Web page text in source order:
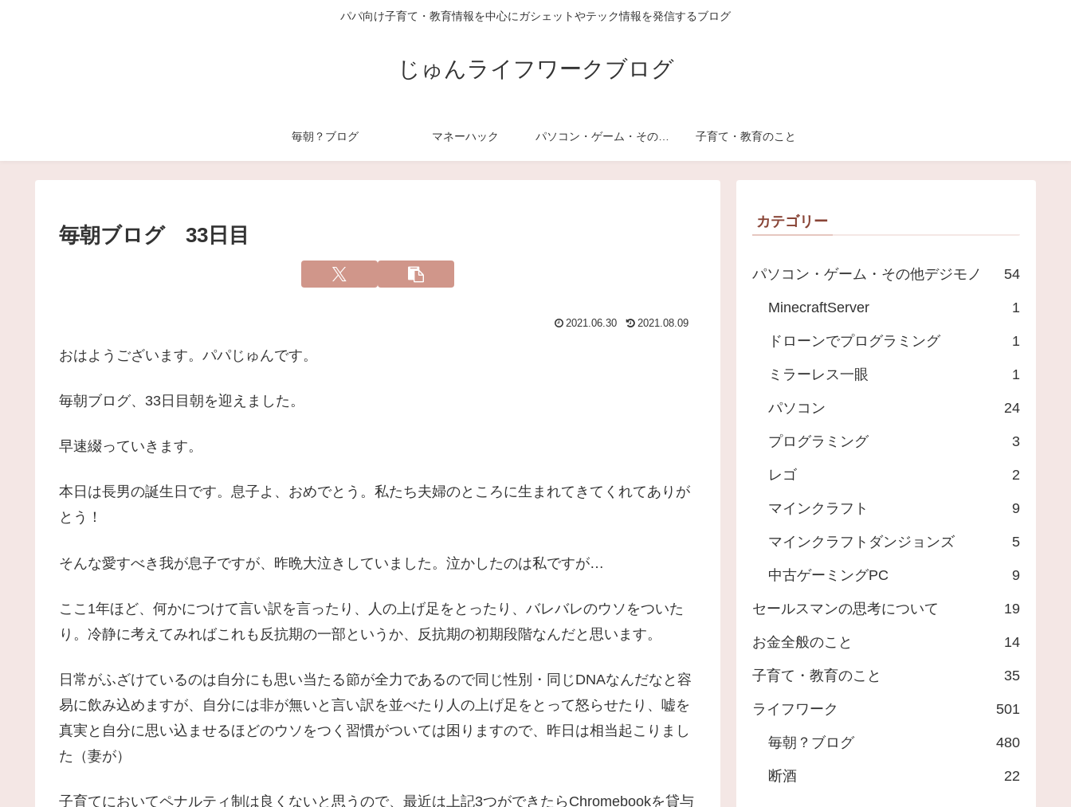
パパ向け子育て・教育情報を中心にガシェットやテック情報を発信するブログ
じゅんライフワークブログ
毎朝？ブログ マネーハック パソコン・ゲーム・その他デジモノ 子育て・教育のこと
毎朝ブログ 33日目
2021.06.30 2021.08.09
おはようございます。パパじゅんです。
毎朝ブログ、33日目朝を迎えました。
早速綴っていきます。
本日は長男の誕生日です。息子よ、おめでとう。私たち夫婦のところに生まれてきてくれてありが
とう！
そんな愛すべき我が息子ですが、昨晩大泣きしていました。泣かしたのは私ですが…
ここ1年ほど、何かにつけて言い訳を言ったり、人の上げ足をとったり、バレバレのウソをついた
り。冷静に考えてみればこれも反抗期の一部というか、反抗期の初期段階なんだと思います。
日常がふざけているのは自分にも思い当たる節が全力であるので同じ性別・同じDNAなんだなと容
易に飲み込めますが、自分には非が無いと言い訳を並べたり人の上げ足をとって怒らせたり、嘘を
真実と自分に思い込ませるほどのウソをつく習慣がついては困りますので、昨日は相当起こりまし
た（妻が）
子育てにおいてペナルティ制は良くないと思うので、最近は上記3つができたらChromebookを貸与
カテゴリー
パソコン・ゲーム・その他デジモノ 54
MinecraftServer 1
ドローンでプログラミング 1
ミラーレス一眼 1
パソコン 24
プログラミング 3
レゴ 2
マインクラフト 9
マインクラフトダンジョンズ 5
中古ゲーミングPC 9
セールスマンの思考について 19
お金全般のこと 14
子育て・教育のこと 35
ライフワーク 501
毎朝？ブログ 480
断酒 22